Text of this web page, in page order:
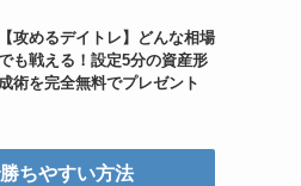
【攻めるデイトレ】どんな相場
も戦える！設定5分の資産形
術を完全無料でプレゼント
ちやすい方法